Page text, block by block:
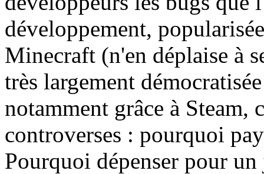
développement,
Minecraft (n'en déplaise à
très largement
notamment grâce à Steam,
controverses : pourquoi
Pourquoi dépenser pour